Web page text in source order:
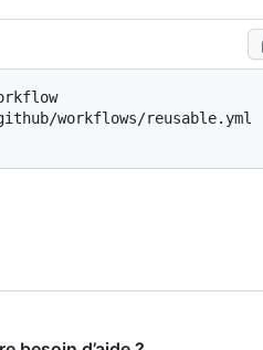
.github/workflows/reusable.yml